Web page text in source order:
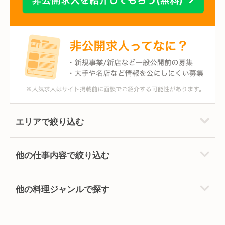
エリアで絞り込む
他の仕事内容で絞り込む
他の料理ジャンルで探す